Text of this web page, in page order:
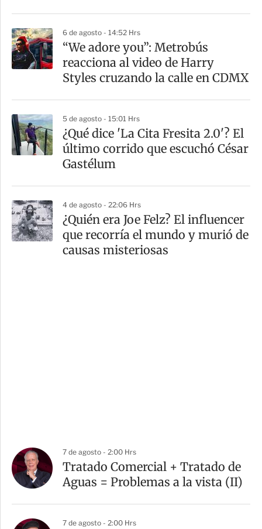
6 de agosto - 14:52 Hrs
“We adore you”: Metrobús
reacciona al video de Harry
Styles cruzando la calle en CDMX
5 de agosto - 15:01 Hrs
¿Qué dice 'La Cita Fresita 2.0'? El
último corrido que escuchó César
Gastélum
4 de agosto - 22:06 Hrs
¿Quién era Joe Felz? El influencer
que recorría el mundo y murió de
causas misteriosas
7 de agosto - 2:00 Hrs
Tratado Comercial + Tratado de
Aguas = Problemas a la vista (II)
7 de agosto - 2:00 Hrs